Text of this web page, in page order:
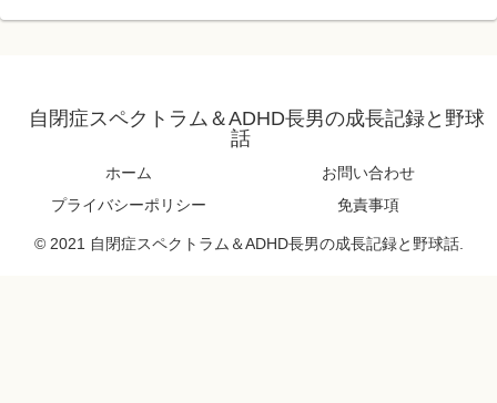
自閉症スペクトラム＆ADHD長男の成長記録と野球
話
ホーム
お問い合わせ
プライバシーポリシー
免責事項
© 2021 自閉症スペクトラム＆ADHD長男の成長記録と野球話.